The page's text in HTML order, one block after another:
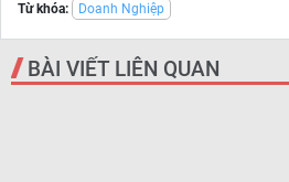
Từ khóa: Doanh Nghiệp
BÀI VIẾT LIÊN QUAN